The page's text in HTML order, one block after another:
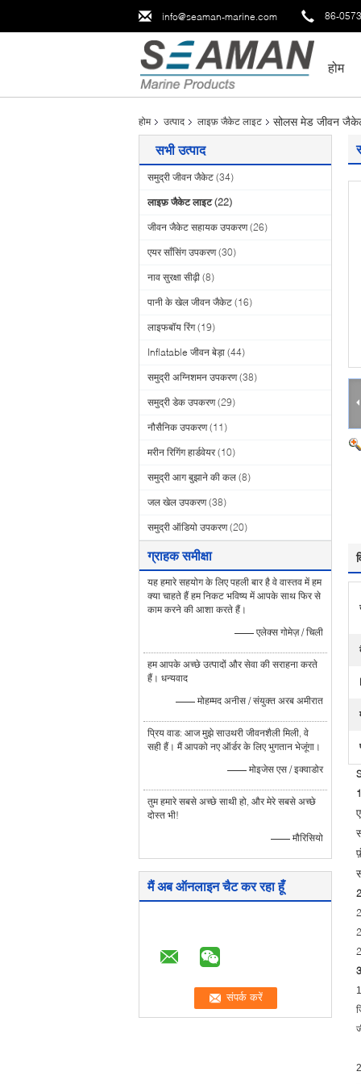
info@seaman-marine.com 86-
होम
होम उत्पाद लाइफ़ जैकेट लाइट सोलस मेड जीवन
सभी उत्पाद
समुद्री जीवन जैकेट (34)
लाइफ़ जैकेट लाइट (22)
जीवन जैकेट सहायक उपकरण (26)
एयर साँसिंग उपकरण (30)
नाव सुरक्षा सीढ़ी (8)
पानी के खेल जीवन जैकेट (16)
लाइफबॉय रिंग (19)
Inflatable जीवन बेड़ा (44)
समुद्री अग्निशमन उपकरण (38)
समुद्री डेक उपकरण (29)
नौसैनिक उपकरण (11)
मरीन रिगिंग हार्डवेयर (10)
समुद्री आग बुझाने की कल (8)
जल खेल उपकरण (38)
समुद्री ऑडियो उपकरण (20)
ग्राहक समीक्षा
यह हमारे सहयोग के लिए पहली बार है वे वास्तव में हम
क्या चाहते हैं हम निकट भविष्य में आपके साथ फिर से
काम करने की आशा करते हैं।
—— एलेक्स गोमेज़ / चिली
हम आपके अच्छे उत्पादों और सेवा की सराहना करते
हैं। धन्यवाद
—— मोहम्मद अनीस / संयुक्त अरब अमीरात
प्रिय वाड: आज मुझे साउथरी जीवनशैली मिली, वे
सही हैं। मैं आपको नए ऑर्डर के लिए भुगतान भेजूंगा।
—— मोइजेस एस / इक्वाडोर
तुम हमारे सबसे अच्छे साथी हो, और मेरे सबसे अच्छे
दोस्त भी!
—— मौरिसियो
मैं अब ऑनलाइन चैट कर रहा हूँ